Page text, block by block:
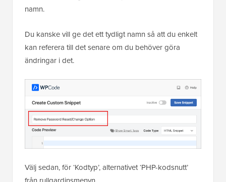
namn.
Du kanske vill ge det ett tydligt namn så att du enkelt
kan referera till det senare om du behöver göra
ändringar i det.
Välj sedan, för ‘Kodtyp’, alternativet ‘PHP-kodsnutt’